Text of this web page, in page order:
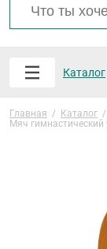
Каталог
Главная / Каталог /
Мяч